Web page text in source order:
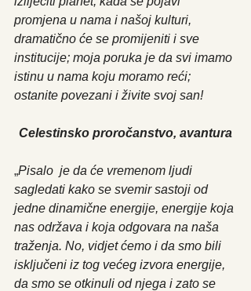
promjena u nama i našoj kulturi,
dramatično će se promijeniti i sve
institucije; moja poruka je da svi imamo
istinu u nama koju moramo reći;
ostanite povezani i živite svoj san!
Celestinsko proročanstvo, avantura
„Pisalo  je da će vremenom ljudi
sagledati kako se svemir sastoji od
jedne dinamične energije, energije koja
nas održava i koja odgovara na naša
traženja. No, vidjet ćemo i da smo bili
isključeni iz tog većeg izvora energije,
da smo se otkinuli od njega i zato se